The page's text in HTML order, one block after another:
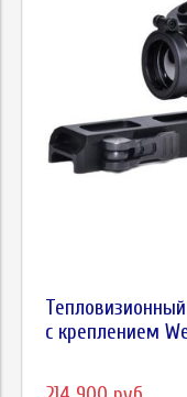
Тепловизионный
с креплением